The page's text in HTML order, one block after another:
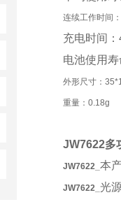
连续工作时间
充电时间：
电池使用
外形尺
重量：0.18g
JW7622多
JW7622_ 本
JW7622_ 光